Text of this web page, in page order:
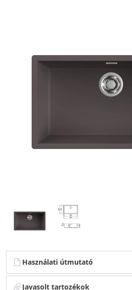
Használati útmutató
Javasolt tartozékok